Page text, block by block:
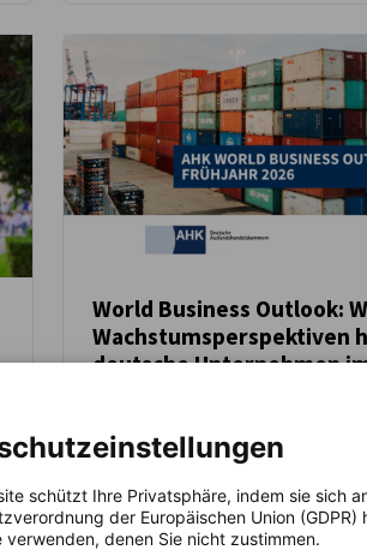
NEUIGKEITEN
World Business Outlook:
Wachstumsperspektiven
deutsche Unternehmen
Die Ausgabe 2026 des World
Outlook zeigt ein instabiles und
vorhersehbares globales
auf.
schützt Ihre Privatsphäre, indem sie sich
der Europäischen Union
denen Sie nicht zustimmen.